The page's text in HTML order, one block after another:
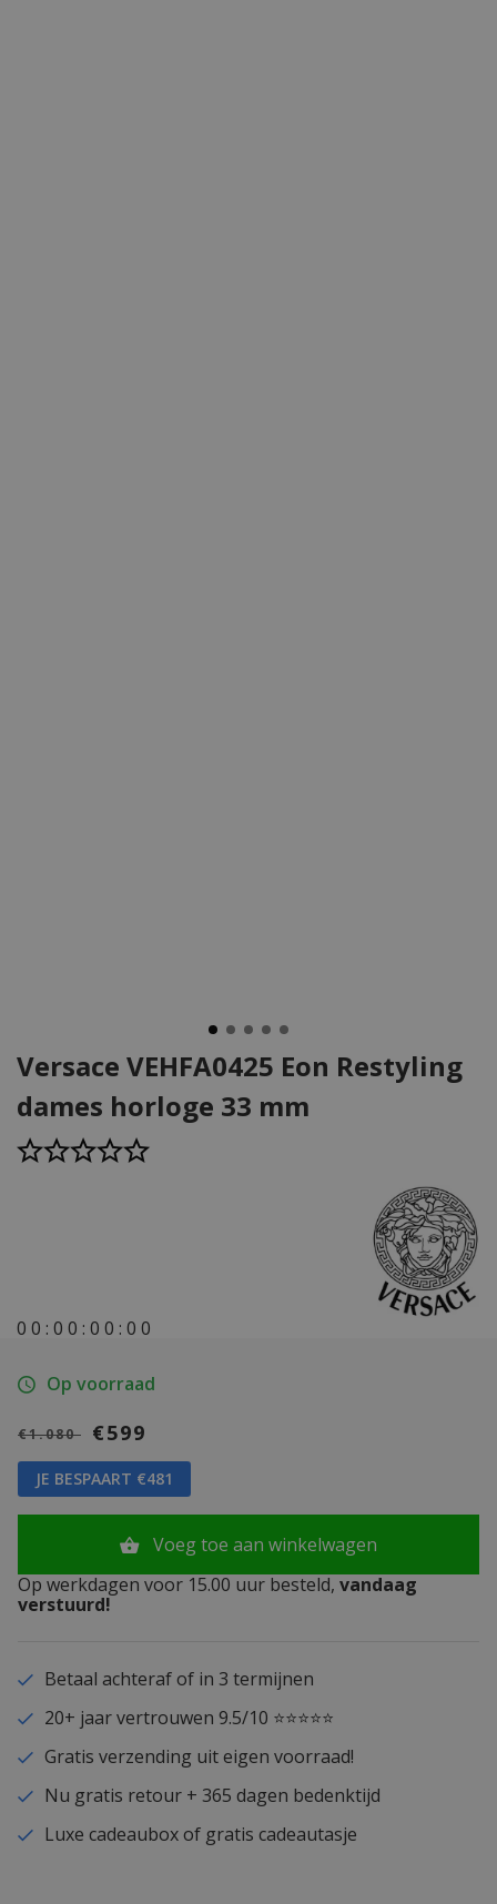
Versace VEHFA0425 Eon Restyling
dames horloge 33 mm
0 0 : 0 0 : 0 0 : 0 0
Op voorraad
€1.080 €599
JE BESPAART €481
Voeg toe aan winkelwagen
Op werkdagen voor 15.00 uur besteld, vandaag
verstuurd!
Betaal achteraf of in 3 termijnen
20+ jaar vertrouwen 9.5/10 ⭐⭐⭐⭐⭐
Gratis verzending uit eigen voorraad!
Nu gratis retour + 365 dagen bedenktijd
Luxe cadeaubox of gratis cadeautasje